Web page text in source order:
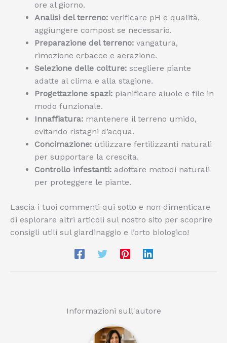
ore al giorno.
Analisi del terreno: verificare pH e qualità,
aggiungere compost se necessario.
Preparazione del terreno: vangatura,
rimozione erbacce e aerazione.
Selezione delle colture: scegliere piante
adatte al clima e alla stagione.
Progettazione spazi: pianificare aiuole e file in
modo funzionale.
Innaffiatura: mantenere il terreno umido,
evitando ristagni d’acqua.
Concimazione: utilizzare fertilizzanti naturali
per supportare la crescita.
Controllo infestanti: adottare metodi naturali
per proteggere le piante.
Lascia i tuoi commenti qui sotto e non dimenticare
di esplorare altri articoli sul nostro sito per scoprire
consigli utili sul giardinaggio e l’orto biologico!
Informazioni sull'autore